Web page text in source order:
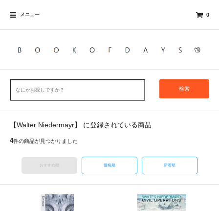
メニュー 0
検索
【Walter Niedermayr】 に登録されている商品
4件の商品が見つかりました
おすすめ順 価格順 新着順